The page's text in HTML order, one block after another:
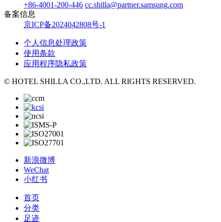
+86-4001-200-446 cc.shilla@partner.samsung.com
备案信息
京ICP备2024042808号-1
个人信息处理政策
使用条款
应用程序隐私政策
© HOTEL SHILLA CO.,LTD. ALL RIGHTS RESERVED.
新浪微博
WeChat
小红书
首页
分类
足迹